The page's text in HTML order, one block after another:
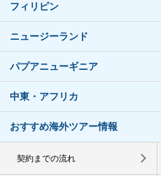
フィリピン
ニュージーランド
パプアニューギニア
中東・アフリカ
おすすめ海外ツアー情報
契約までの流れ